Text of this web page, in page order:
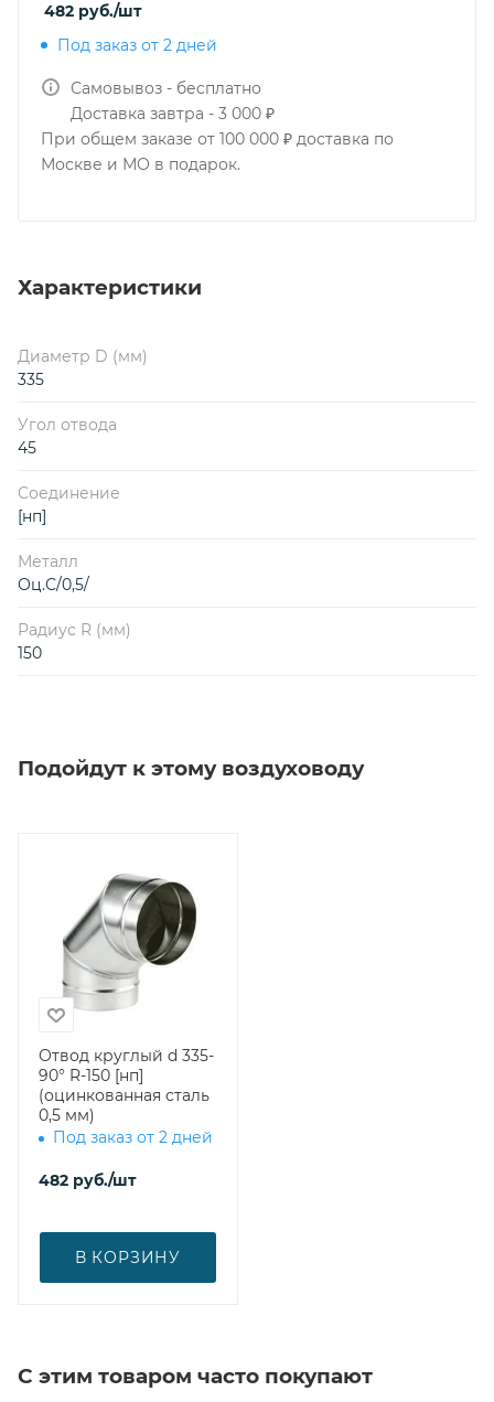
482 руб./шт
Под заказ от 2 дней
Самовывоз - бесплатно
Доставка завтра - 3 000 ₽
При общем заказе от 100 000 ₽ доставка по
Москве и МО в подарок.
Характеристики
Диаметр D (мм)
335
Угол отвода
45
Соединение
[нп]
Металл
Оц.С/0,5/
Радиус R (мм)
150
Подойдут к этому воздуховоду
Отвод круглый d 335-
90° R-150 [нп]
(оцинкованная сталь
0,5 мм)
Под заказ от 2 дней
482 руб./шт
В КОРЗИНУ
С этим товаром часто покупают